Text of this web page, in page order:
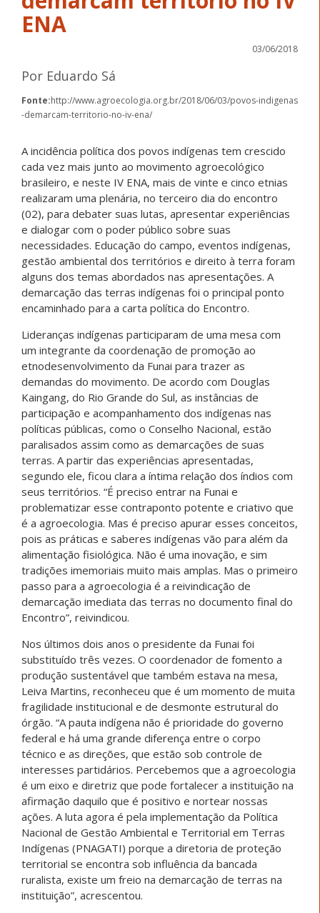
ENA
03/06/2018
Por Eduardo Sá
Fonte:http://www.agroecologia.org.br/2018/06/03/povos-indigenas
-demarcam-territorio-no-iv-ena/
A incidência política dos povos indígenas tem crescido
cada vez mais junto ao movimento agroecológico
brasileiro, e neste IV ENA, mais de vinte e cinco etnias
realizaram uma plenária, no terceiro dia do encontro
(02), para debater suas lutas, apresentar experiências
e dialogar com o poder público sobre suas
necessidades. Educação do campo, eventos indígenas,
gestão ambiental dos territórios e direito à terra foram
alguns dos temas abordados nas apresentações. A
demarcação das terras indígenas foi o principal ponto
encaminhado para a carta política do Encontro.
Lideranças indígenas participaram de uma mesa com
um integrante da coordenação de promoção ao
etnodesenvolvimento da Funai para trazer as
demandas do movimento. De acordo com Douglas
Kaingang, do Rio Grande do Sul, as instâncias de
participação e acompanhamento dos indígenas nas
políticas públicas, como o Conselho Nacional, estão
paralisados assim como as demarcações de suas
terras. A partir das experiências apresentadas,
segundo ele, ficou clara a íntima relação dos índios com
seus territórios. “É preciso entrar na Funai e
problematizar esse contraponto potente e criativo que
é a agroecologia. Mas é preciso apurar esses conceitos,
pois as práticas e saberes indígenas vão para além da
alimentação fisiológica. Não é uma inovação, e sim
tradições imemoriais muito mais amplas. Mas o primeiro
passo para a agroecologia é a reivindicação de
demarcação imediata das terras no documento final do
Encontro”, reivindicou.
Nos últimos dois anos o presidente da Funai foi
substituído três vezes. O coordenador de fomento a
produção sustentável que também estava na mesa,
Leiva Martins, reconheceu que é um momento de muita
fragilidade institucional e de desmonte estrutural do
órgão. “A pauta indígena não é prioridade do governo
federal e há uma grande diferença entre o corpo
técnico e as direções, que estão sob controle de
interesses partidários. Percebemos que a agroecologia
é um eixo e diretriz que pode fortalecer a instituição na
afirmação daquilo que é positivo e nortear nossas
ações. A luta agora é pela implementação da Política
Nacional de Gestão Ambiental e Territorial em Terras
Indígenas (PNAGATI) porque a diretoria de proteção
territorial se encontra sob influência da bancada
ruralista, existe um freio na demarcação de terras na
instituição”, acrescentou.